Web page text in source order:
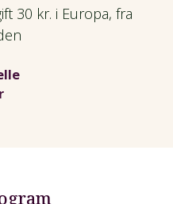
30 kr. i Europa, fra